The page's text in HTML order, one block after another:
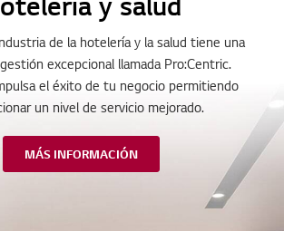
de la hotelería y la salud tiene una
excepcional llamada Pro:Centric.
el éxito de tu negocio permitiendo
un nivel de servicio mejorado.
MÁS INFORMACIÓN